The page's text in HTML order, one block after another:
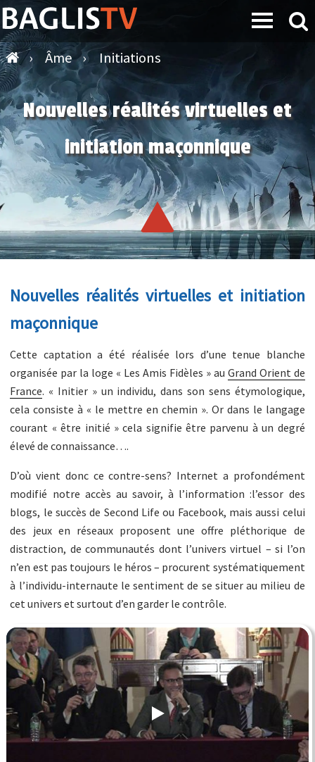
› Âme › Initiations
Nouvelles réalités virtuelles et
initiation maçonnique
Nouvelles réalités virtuelles et initiation
maçonnique
Cette captation a été réalisée lors d’une tenue blanche
organisée par la loge « Les Amis Fidèles » au Grand Orient de
France. « Initier » un individu, dans son sens étymologique,
cela consiste à « le mettre en chemin ». Or dans le langage
courant « être initié » cela signifie être parvenu à un degré
élevé de connaissance….
D’où vient donc ce contre-sens? Internet a profondément
modifié notre accès au savoir, à l’information :l’essor des
blogs, le succès de Second Life ou Facebook, mais aussi celui
des jeux en réseaux proposent une offre pléthorique de
distraction, de communautés dont l’univers virtuel – si l’on
n’en est pas toujours le héros – procurent systématiquement
à l’individu-internaute le sentiment de se situer au milieu de
cet univers et surtout d’en garder le contrôle.